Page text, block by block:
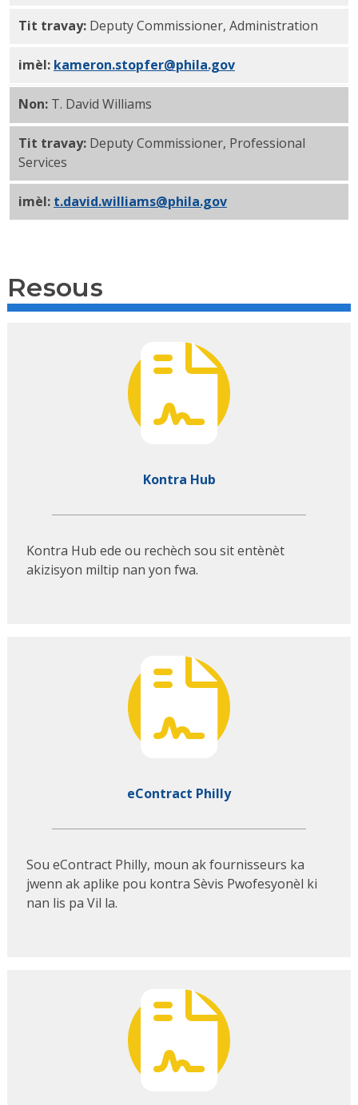
Tit travay: Deputy Commissioner, Administration
imèl: kameron.stopfer@phila.gov
Non: T. David Williams
Tit travay: Deputy Commissioner, Professional
Services
imèl: t.david.williams@phila.gov
Resous
Kontra Hub
Kontra Hub ede ou rechèch sou sit entènèt
akizisyon miltip nan yon fwa.
eContract Philly
Sou eContract Philly, moun ak fournisseurs ka
jwenn ak aplike pou kontra Sèvis Pwofesyonèl ki
nan lis pa Vil la.